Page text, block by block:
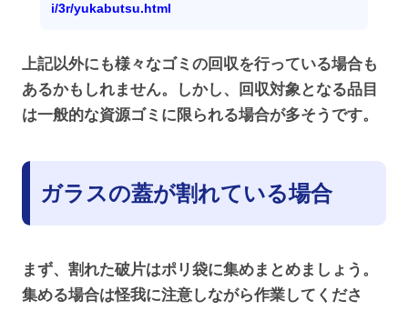
i/3r/yukabutsu.html
上記以外にも様々なゴミの回収を行っている場合も
あるかもしれません。しかし、回収対象となる品目
は一般的な資源ゴミに限られる場合が多そうです。
ガラスの蓋が割れている場合
まず、割れた破片はポリ袋に集めまとめましょう。
集める場合は怪我に注意しながら作業してくださ